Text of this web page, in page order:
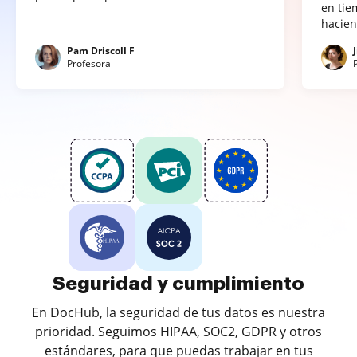
Pam Driscoll F
Profesora
en
Seguridad y cumplimiento
En DocHub, la seguridad de tus datos es nuestra
prioridad. Seguimos HIPAA, SOC2, GDPR y otros
estándares, para que puedas trabajar en tus